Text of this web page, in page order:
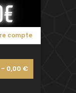
compte
0,00 €